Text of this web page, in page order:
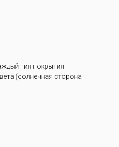
тип покрытия
(солнечная сторона